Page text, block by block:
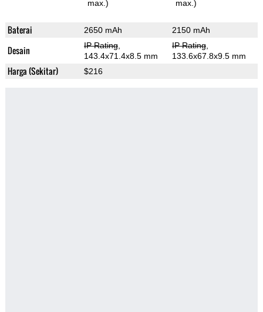
max.)
max.)
Baterai 2650 mAh 2150 mAh
Desain IP Rating,
143.4x71.4x8.5 mm
IP Rating,
133.6x67.8x9.5 mm
Harga (Sekitar) $216